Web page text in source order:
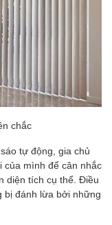
chắc
tự động, gia chủ
của mình để cân nhắc
diện tích cụ thể. Điều
bị đánh lừa bởi những